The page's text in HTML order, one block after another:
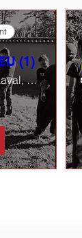
(1)
Parc Lacroix-Laval, Grange à Musique